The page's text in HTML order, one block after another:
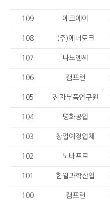
109 에코에어
108 (주)에너토크
107 나노엔씨
106 캠프런
105 전자부품연구원
104 명화공업
103 창업예정업체
102 노바프로
101 한일과학산업
100 캠프런